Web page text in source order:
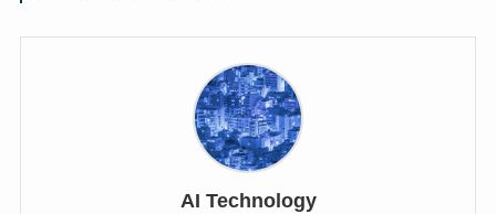
AI Technology